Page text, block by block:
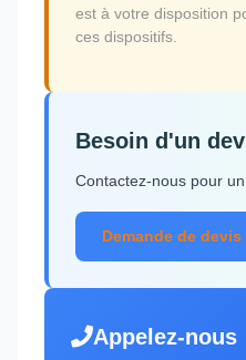
est à votre disposition
ces dispositifs.
Besoin d'un
Contactez-nous pour
Demande de devis
Appelez-nous